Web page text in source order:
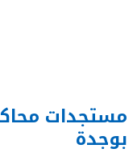
مستجدات
بوجدة